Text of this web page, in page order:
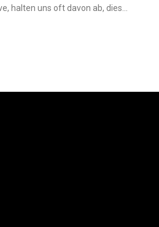
halten uns oft davon ab, dies...